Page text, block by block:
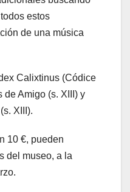
estos
de una música
Calixtinus (Códice
de Amigo (s. XIII) y
XIII).
10 €, pueden
del museo, a la